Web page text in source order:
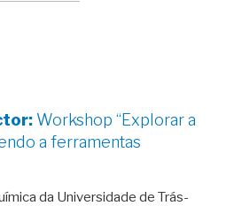
Workshop “Explorar a
a ferramentas
da Universidade de Trás-